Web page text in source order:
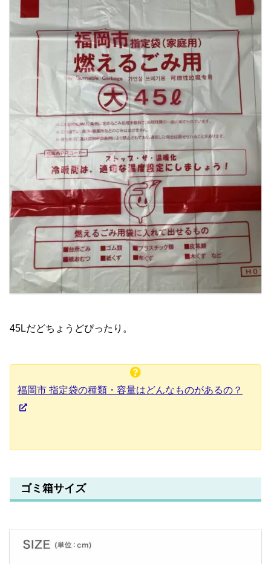
45Lだどちょうどぴったり。
福岡市 指定袋の種類・容量はどんなものがあるの？
ゴミ箱サイズ